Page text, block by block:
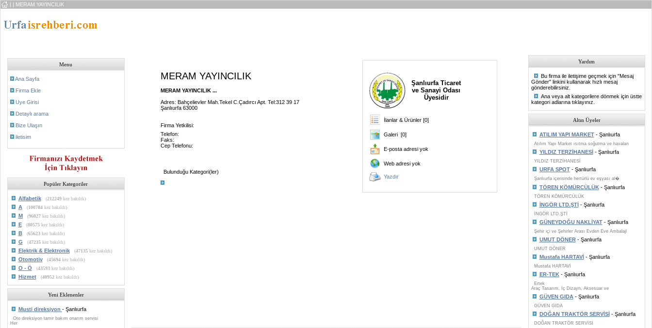
| | MERAM YAYINCILIK
Menu
Ana Sayfa
Firma Ekle
Uye Girisi
Detaylı arama
Bize Ulaşın
iletisim
Popüler Kategoriler
Alfabetik (212249kez bakıldı)
A (100784kez bakıldı)
M (96027kez bakıldı)
E (80575kez bakıldı)
B (65623kez bakıldı)
G (47235kez bakıldı)
Elektrik & Elektronik (47135kez bakıldı)
Otomotiv (45694kez bakıldı)
O - Ö (43593kez bakıldı)
Hizmet (40952kez bakıldı)
Yeni Eklenenler
Musti direksiyon - Şanlıurfa
Oto direksiyon tamir bakım onarım servisi
Her
MERAM YAYINCILIK
MERAM YAYINCILIK ...
Adres: Bahçelievler Mah.Tekel C.Çadırcı Apt. Tel:312 39 17
Şanlıurfa 63000
Firma Yetkilisi:
Telefon:
Faks:
Cep Telefonu:
Bulunduğu Kategori(ler)
Şanlıurfa Ticaret
ve Sanayi Odası
Üyesidir
İlanlar & Ürünler [0]
Galeri [0]
E-posta adresi yok
Web adresi yok
Yazdır
Yardım
Bu firma ile iletişime geçmek için "Mesaj
Gönder" linkini kullanarak hızlı mesaj
gönderebilirsiniz.
Ana veya alt kategorilere dönmek için üstte
kategori adlarına tıklayınız.
Altın Üyeler
ATILIM YAPI MARKET- Şanlıurfa
Atılım Yapı Market ısıtma soğutma ve havalan
YILDIZ TERZİHANESİ- Şanlıurfa
YILDIZ TERZİHANESİ
URFA SPOT- Şanlıurfa
Şanlıurfa içerisinde hertürlü ev eşyası al�
TÖREN KÖMÜRCÜLÜK- Şanlıurfa
TÖREN KÖMÜRCÜLÜK
İNGÖR LTD.ŞTİ- Şanlıurfa
İNGÖR LTD.ŞTİ
GÜNEYDOĞU NAKLİYAT- Şanlıurfa
Şehir içi ve Şehirler Arası Evden Eve Ambalajl
UMUT DÖNER- Şanlıurfa
UMUT DÖNER
Mustafa HARTAVİ- Şanlıurfa
Mustafa HARTAVİ
ER-TEK- Şanlıurfa
Ertek
Araç Tasarım, İç Dizayn, Aksesuar ve
GÜVEN GIDA - Şanlıurfa
GÜVEN GIDA
DOĞAN TRAKTÖR SERVİSİ- Şanlıurfa
DOĞAN TRAKTÖR SERVİSİ